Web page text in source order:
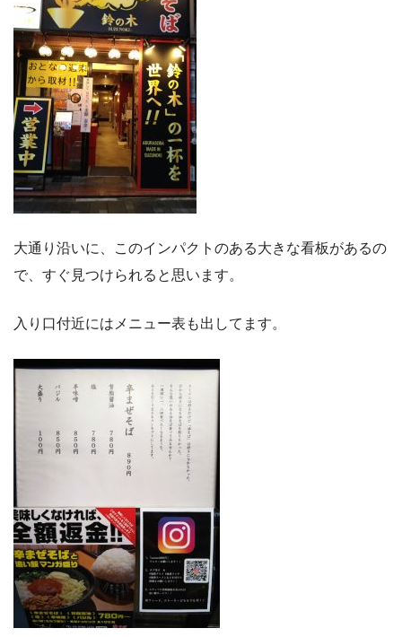
大通り沿いに、このインパクトのある大きな看板があるの
で、すぐ見つけられると思います。
入り口付近にはメニュー表も出してます。